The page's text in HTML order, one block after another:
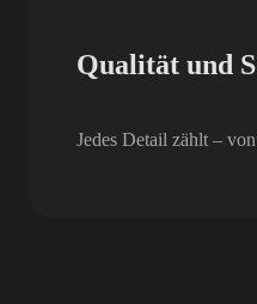
Qualität und
Jedes Detail zählt –